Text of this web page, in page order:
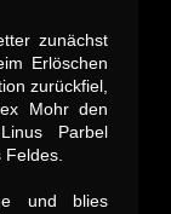
zunächst
Erlöschen
zurückfiel,
Mohr den
Parbel
und blies